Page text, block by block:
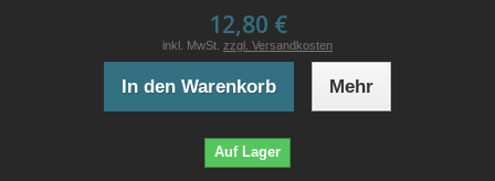
12,80 €
inkl. MwSt. zzgl. Versandkosten
In den Warenkorb Mehr
Auf Lager